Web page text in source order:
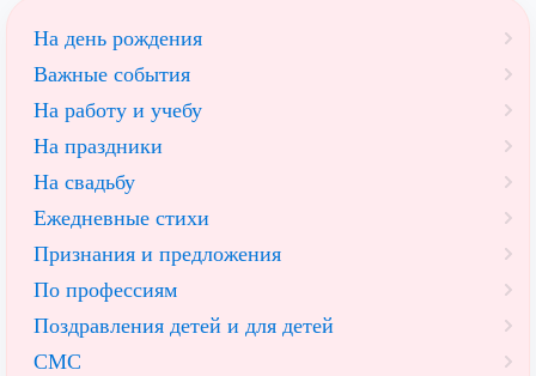
На день рождения
Важные события
На работу и учебу
На праздники
На свадьбу
Ежедневные стихи
Признания и предложения
По профессиям
Поздравления детей и для детей
СМС